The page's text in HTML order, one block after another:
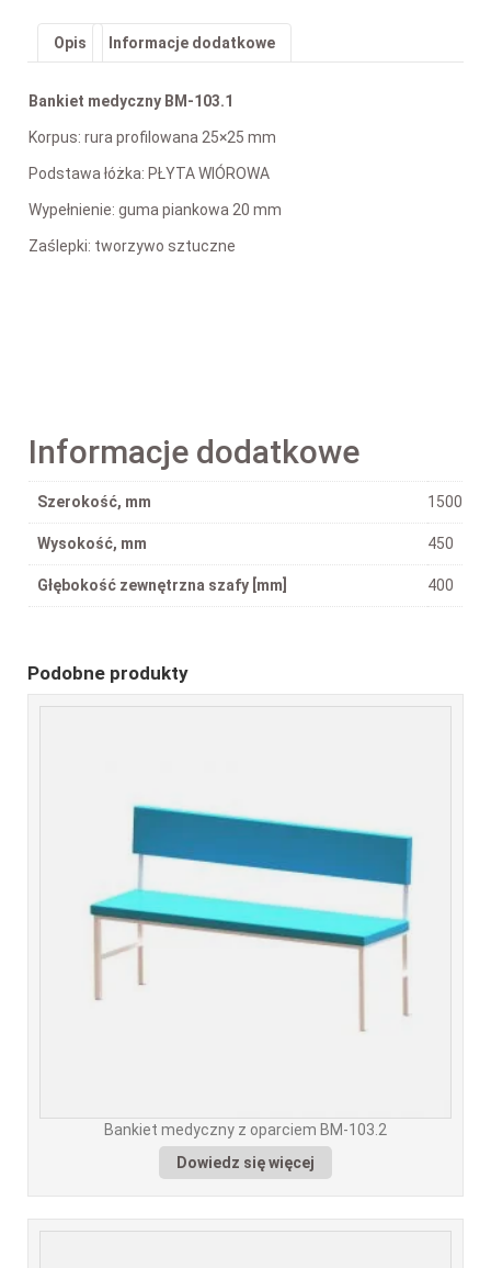
Opis Informacje dodatkowe
Bankiet medyczny BM-103.1
Korpus: rura profilowana 25×25 mm
Podstawa łóżka: PŁYTA WIÓROWA
Wypełnienie: guma piankowa 20 mm
Zaślepki: tworzywo sztuczne
Informacje dodatkowe
Szerokość, mm 1500
Wysokość, mm 450
Głębokość zewnętrzna szafy [mm] 400
Podobne produkty
Bankiet medyczny z oparciem BM-103.2
Dowiedz się więcej